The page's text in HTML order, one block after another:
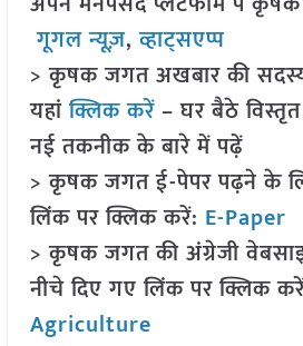
गूगल न्यूज़,व्हाट्सएप्प
> कृषक जगत अखबार की
यहांक्लिक करें– घर बैठे
नई तकनीक के बारे में पढ़ें
> कृषक जगत ई-पेपर पढ़ने के
लिंक पर क्लिक करें: E-Paper
> कृषक जगत की अंग्रेजी
नीचे दिए गए लिंक पर क्लिक
Agriculture